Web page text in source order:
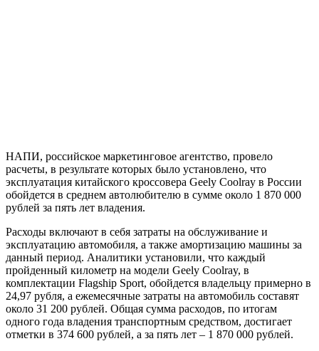
НАПИ, российское маркетинговое агентство, провело
расчеты, в результате которых было установлено, что
эксплуатация китайского кроссовера Geely Coolray в России
обойдется в среднем автолюбителю в сумме около 1 870 000
рублей за пять лет владения.
Расходы включают в себя затраты на обслуживание и
эксплуатацию автомобиля, а также амортизацию машины за
данный период. Аналитики установили, что каждый
пройденный километр на модели Geely Coolray, в
комплектации Flagship Sport, обойдется владельцу примерно в
24,97 рубля, а ежемесячные затраты на автомобиль составят
около 31 200 рублей. Общая сумма расходов, по итогам
одного года владения транспортным средством, достигает
отметки в 374 600 рублей, а за пять лет – 1 870 000 рублей.